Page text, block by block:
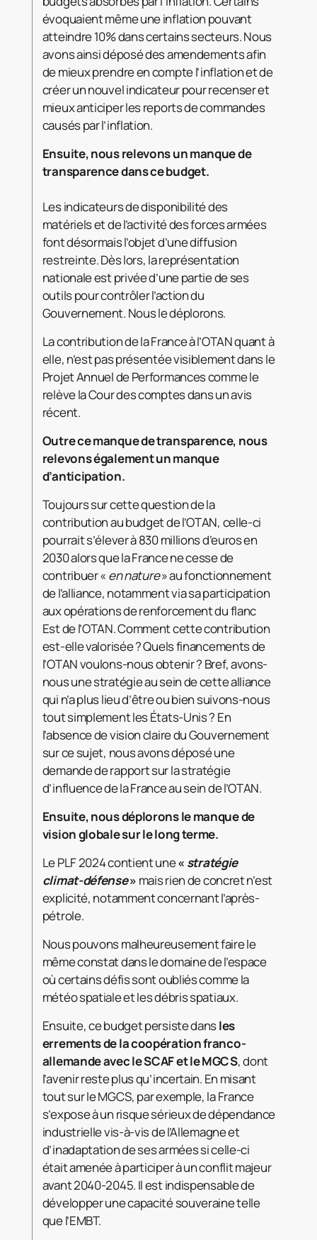
évoquaient même une inflation pouvant
atteindre 10% dans certains secteurs. Nous
avons ainsi déposé des amendements afin
de mieux prendre en compte l’inflation et de
créer un nouvel indicateur pour recenser et
mieux anticiper les reports de commandes
causés par l’inflation.
Ensuite, nous relevons un manque de
transparence dans ce budget.
Les indicateurs de disponibilité des
matériels et de l’activité des forces armées
font désormais l’objet d’une diffusion
restreinte. Dès lors, la représentation
nationale est privée d’une partie de ses
outils pour contrôler l’action du
Gouvernement. Nous le déplorons.
La contribution de la France à l’OTAN quant à
elle, n’est pas présentée visiblement dans le
Projet Annuel de Performances comme le
relève la Cour des comptes dans un avis
récent.
Outre ce manque de transparence, nous
relevons également un manque
d’anticipation.
Toujours sur cette question de la
contribution au budget de l’OTAN, celle-ci
pourrait s’élever à 830 millions d’euros en
2030 alors que la France ne cesse de
contribuer « en nature» au fonctionnement
de l’alliance, notamment via sa participation
aux opérations de renforcement du flanc
Est de l’OTAN. Comment cette contribution
est-elle valorisée ? Quels financements de
l’OTAN voulons-nous obtenir ? Bref, avons-
nous une stratégie au sein de cette alliance
qui n’a plus lieu d’être ou bien suivons-nous
tout simplement les États-Unis ? En
l’absence de vision claire du Gouvernement
sur ce sujet, nous avons déposé une
demande de rapport sur la stratégie
d’influence de la France au sein de l’OTAN.
Ensuite, nous déplorons le manque de
vision globale sur le long terme.
Le PLF 2024 contient une« stratégie
climat-défense» mais rien de concret n’est
explicité, notamment concernant l’après-
pétrole.
Nous pouvons malheureusement faire le
même constat dans le domaine de l’espace
où certains défis sont oubliés comme la
météo spatiale et les débris spatiaux.
Ensuite, ce budget persiste dansles
errements de la coopération franco-
allemande avec le SCAF et le MGCS, dont
l’avenir reste plus qu’incertain. En misant
tout sur le MGCS, par exemple, la France
s’expose à un risque sérieux de dépendance
industrielle vis-à-vis de l’Allemagne et
d’inadaptation de ses armées si celle-ci
était amenée à participer à un conflit majeur
avant 2040-2045. Il est indispensable de
développer une capacité souveraine telle
que l’EMBT.